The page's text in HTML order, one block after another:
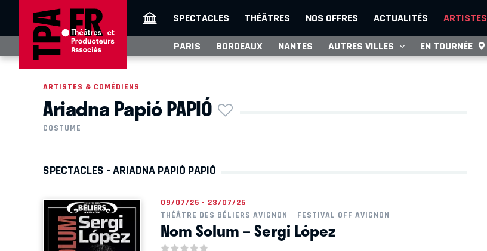
SPECTACLES THÉÂTRES NOS OFFRES ACTUALITÉS ARTISTES
PARIS BORDEAUX NANTES AUTRES VILLES EN TOURNÉE
ARTISTES & COMÉDIENS
Ariadna Papió PAPIÓ
COSTUME
SPECTACLES - ARIADNA PAPIÓ PAPIÓ
09/07/25 - 23/07/25
THÉÂTRE DES BÉLIERS AVIGNON
FESTIVAL OFF AVIGNON
Nom Solum – Sergi López